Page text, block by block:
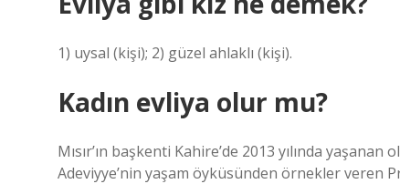
1) uysal (kişi); 2) güzel ahlaklı (kişi).
Kadın evliya olur mu?
Mısır’ın başkenti Kahire’de 2013 yılında
Adeviyye’nin yaşam öyküsünden örnekler veren